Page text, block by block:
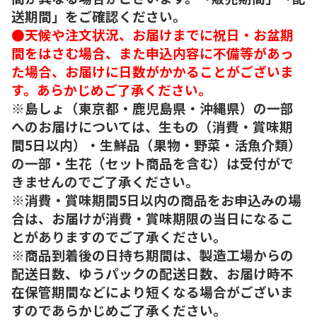
送期間」をご確認ください。
●天候や注文状況、お届けまでに祝日・お盆期
間をはさむ場合、また申込内容に不備等があっ
た場合、お届けに日数がかかることがございま
す。あらかじめご了承ください。
※島しょ（東京都・鹿児島県・沖縄県）の一部
へのお届けについては、生もの（消費・賞味期
間5日以内）・生鮮品（果物・野菜・活魚介類）
の一部・生花（セット商品を含む）は受付がで
きませんのでご了承ください。
※消費・賞味期間5日以内の商品をお申込みの場
合は、お届けが消費・賞味期限の当日になるこ
とがありますのでご了承ください。
※商品到着後の日持ち期間は、製造工場からの
配送日数、ゆうパックの配送日数、お届け時不
在保管期間などにより短くなる場合がございま
すのであらかじめご了承ください。